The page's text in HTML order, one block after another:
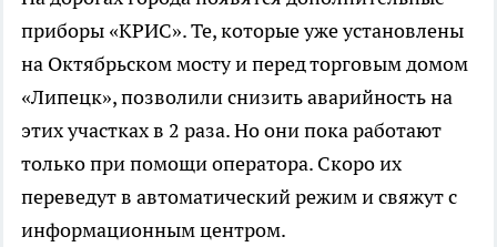
приборы «КРИС». Те, которые уже установлены
на Октябрьском мосту и перед торговым домом
«Липецк», позволили снизить аварийность на
этих участках в 2 раза. Но они пока работают
только при помощи оператора. Скоро их
переведут в автоматический режим и свяжут с
информационным центром.